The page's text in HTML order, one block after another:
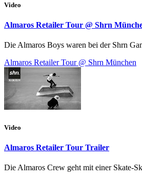
Video
Almaros Retailer Tour @ Shrn
Die Almaros Boys waren bei der Shrn
Almaros Retailer Tour @ Shrn München
Video
Almaros Retailer Tour Trailer
Die Almaros Crew geht mit einer Skate-